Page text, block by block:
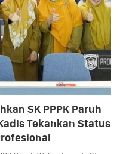
SK PPPK Paruh
Tekankan Status